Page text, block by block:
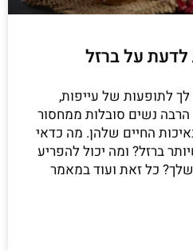
על ברזל
לך לתופעות של עייפות,
הרבה נשים סובלות ממחסור
החיים שלהן. מה כדאי
ברזל? ומה יכול להפריע
כל זאת ועוד במאמר